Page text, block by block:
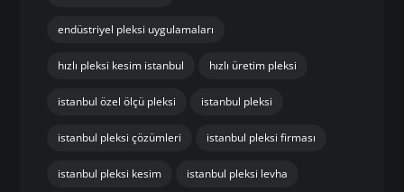
endüstriyel pleksi uygulamaları
hızlı pleksi kesim istanbul hızlı üretim pleksi
istanbul özel ölçü pleksi istanbul pleksi
istanbul pleksi çözümleri istanbul pleksi firması
istanbul pleksi kesim istanbul pleksi levha